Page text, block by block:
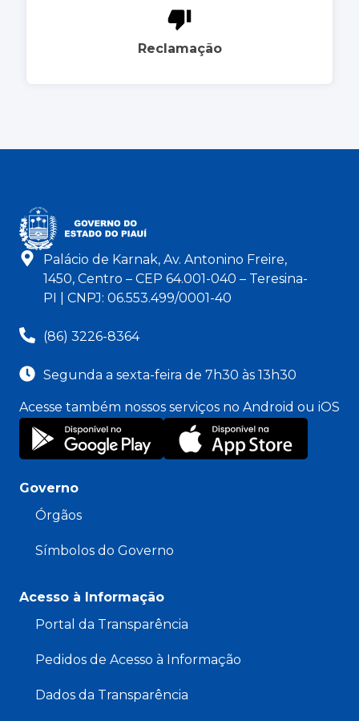
Reclamação
Palácio de Karnak, Av. Antonino Freire,
1450, Centro – CEP 64.001-040 – Teresina-
PI | CNPJ: 06.553.499/0001-40
(86) 3226-8364
Segunda a sexta-feira de 7h30 às 13h30
Acesse também nossos serviços no Android ou iOS
Governo
Órgãos
Símbolos do Governo
Acesso à Informação
Portal da Transparência
Pedidos de Acesso à Informação
Dados da Transparência